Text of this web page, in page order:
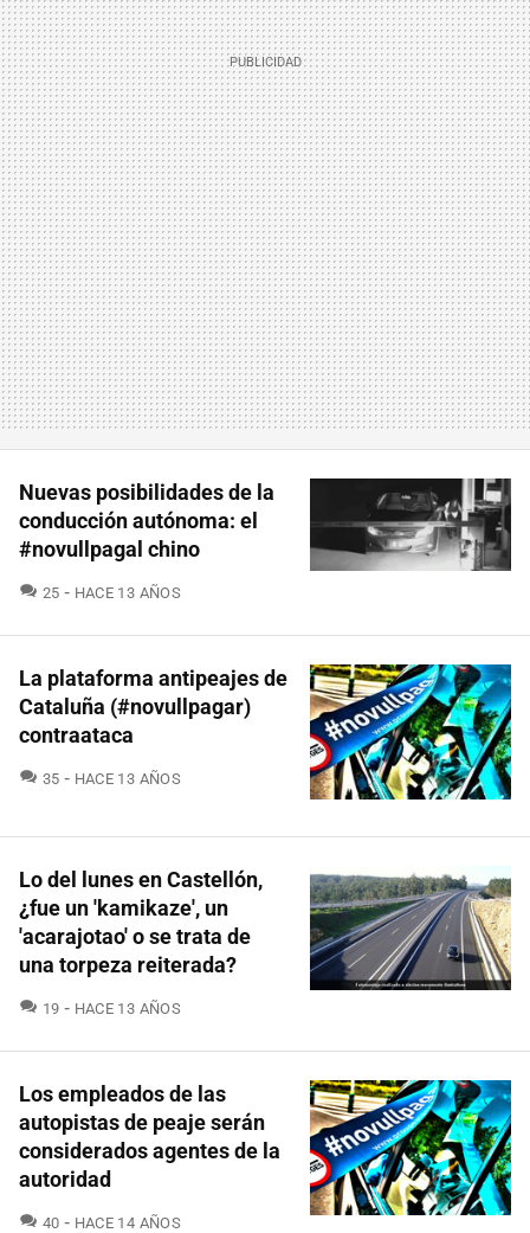
Nuevas posibilidades de la
conducción autónoma: el
#novullpagal chino
25 COMENTARIOS
HACE 13 AÑOS
La plataforma antipeajes de
Cataluña (#novullpagar)
contraataca
35 COMENTARIOS
HACE 13 AÑOS
Lo del lunes en Castellón,
¿fue un 'kamikaze', un
'acarajotao' o se trata de
una torpeza reiterada?
19 COMENTARIOS
HACE 13 AÑOS
Los empleados de las
autopistas de peaje serán
considerados agentes de la
autoridad
40 COMENTARIOS
HACE 14 AÑOS